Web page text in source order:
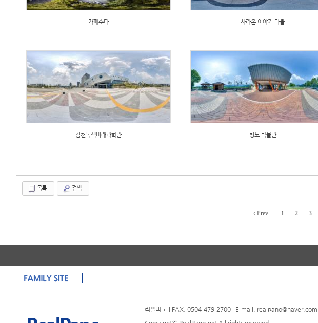
카페수다 사라온 이야기 마을
김천녹색미래과학관 청도 박물관
목록 검색
‹ Prev 1 2 3
리얼파노 | FAX. 0504-479-2700 | E-mail. realpano@naver.com